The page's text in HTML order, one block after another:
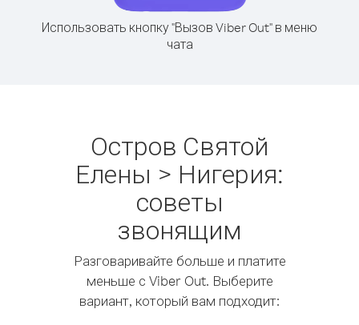
Использовать кнопку "Вызов Viber Out" в меню
чата
Остров Святой
Елены > Нигерия:
советы
звонящим
Разговаривайте больше и платите
меньше с Viber Out. Выберите
вариант, который вам подходит: